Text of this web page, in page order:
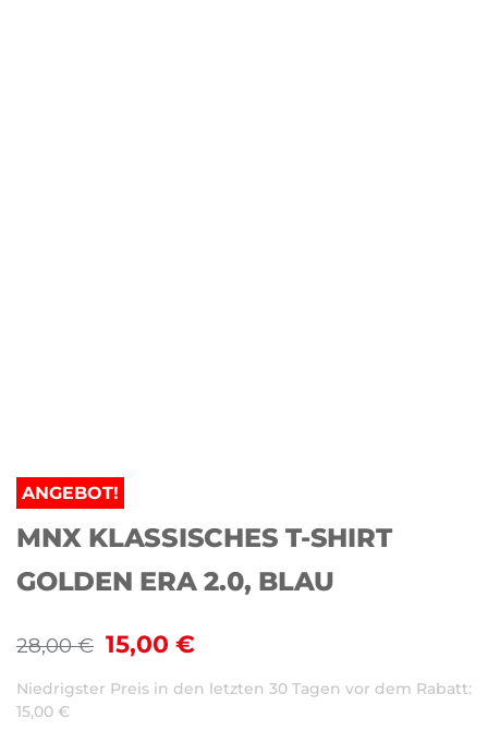
ANGEBOT!
MNX KLASSISCHES T-SHIRT
GOLDEN ERA 2.0, BLAU
28,00€ 15,00 €
Niedrigster Preis in den letzten 30 Tagen vor dem Rabatt:
15,00 €